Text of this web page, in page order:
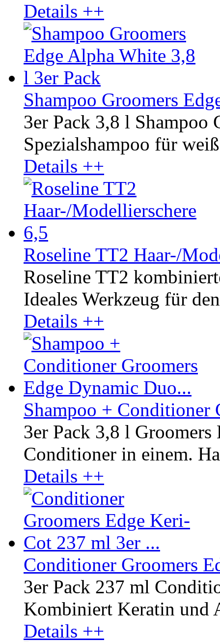
Details ++
Shampoo Groomers
3er Pack 3,8 l Shampoo
Spezialshampoo für
Details ++
Roseline TT2 Haar-/
Roseline TT2
Ideales Werkzeug für
Details ++
Shampoo + Conditioner
3er Pack 3,8 l
Conditioner in einem.
Details ++
Conditioner Groomers
3er Pack 237 ml
Kombiniert Keratin und
Details ++